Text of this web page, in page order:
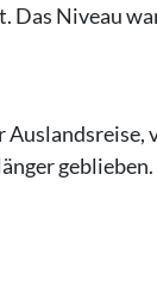
Das Niveau
geblieben.